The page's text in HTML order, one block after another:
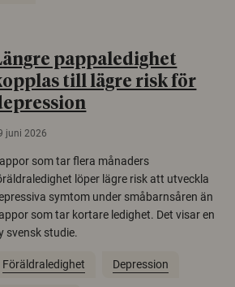
pappaledighet
till lägre risk för
juni 2026
som tar flera månaders
löper lägre risk att utveckla
symtom under småbarnsåren än
som tar kortare ledighet. Det visar en
svensk studie.
Föräldraledighet Depression